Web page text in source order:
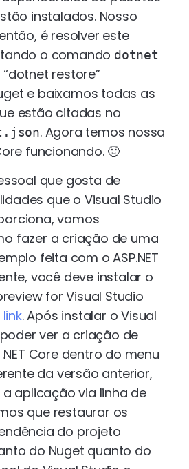
instalados. Nosso
é resolver este
o comando dotnet
“dotnet restore”
e baixamos todas as
estão citadas no
. Agora temos nossa
funcionando. 🙂
que gosta de
que o Visual Studio
vamos
fazer a criação de uma
feita com o ASP.NET
você deve instalar o
for Visual Studio
. Após instalar o Visual
ver a criação de
Core dentro do menu
da versão anterior,
aplicação via linha de
que restaurar os
do projeto
do Nuget quanto do